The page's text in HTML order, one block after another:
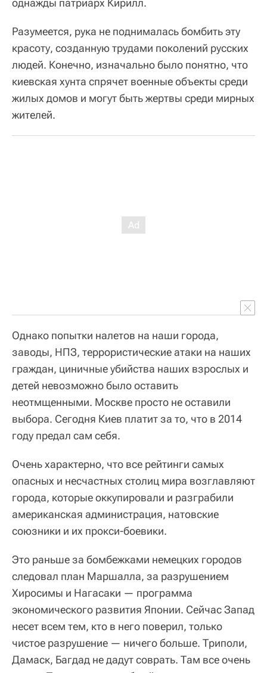
однажды патриарх Кирилл.
Разумеется, рука не поднималась бомбить эту
красоту, созданную трудами поколений русских
людей. Конечно, изначально было понятно, что
киевская хунта спрячет военные объекты среди
жилых домов и могут быть жертвы среди мирных
жителей.
Однако попытки налетов на наши города,
заводы, НПЗ, террористические атаки на наших
граждан, циничные убийства наших взрослых и
детей невозможно было оставить
неотмщенными. Москве просто не оставили
выбора. Сегодня Киев платит за то, что в 2014
году предал сам себя.
Очень характерно, что все рейтинги самых
опасных и несчастных столиц мира возглавляют
города, которые оккупировали и разграбили
американская администрация, натовские
союзники и их прокси-боевики.
Это раньше за бомбежками немецких городов
следовал план Маршалла, за разрушением
Хиросимы и Нагасаки — программа
экономического развития Японии. Сейчас Запад
несет всем тем, кто в него поверил, только
чистое разрушение — ничего больше. Триполи,
Дамаск, Багдад не дадут соврать. Там все очень